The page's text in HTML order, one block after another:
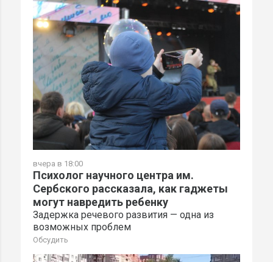
вчера в 18:00
Психолог научного центра им.
Сербского рассказала, как гаджеты
могут навредить ребенку
Задержка речевого развития — одна из
возможных проблем
Обсудить